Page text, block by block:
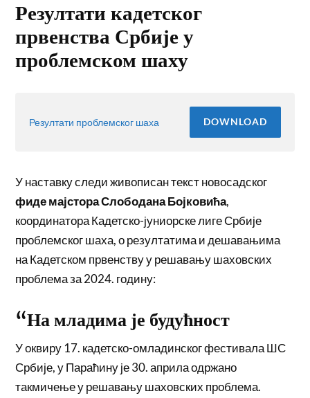
Резултати кадетског
првенства Србије у
проблемском шаху
Резултати проблемског шаха DOWNLOAD
У наставку следи живописан текст новосадског
фиде мајстора Слободана Бојковића,
координатора Кадетско-јуниорске лиге Србије
проблемског шаха, о резултатима и дешавањима
на Кадетском првенству у решавању шаховских
проблема за 2024. годину:
“На младима је будућност
У оквиру 17. кадетско-омладинског фестивала ШС
Србије, у Параћину је 30. априла одржано
такмичење у решавању шаховских проблема.